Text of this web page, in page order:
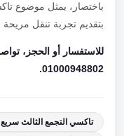
باختصار، يمثل موضوع
بتقديم تجربة تنقل
للاستفسار أو الحجز،
01000948802.
تاكسي التجمع الثالث سريع